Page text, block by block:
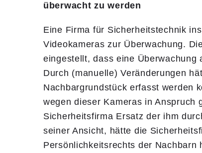
überwacht zu werden
Eine Firma für Sicherheitstechnik
Videokameras zur Überwachung.
eingestellt, dass eine
Durch (manuelle) Veränderungen
Nachbargrundstück erfasst werden
wegen dieser Kame­ras in Anspruch
Sicherheitsfirma Ersatz der ihm
seiner Ansicht, hätte die
Persönlichkeits­rechts der Nachbarn